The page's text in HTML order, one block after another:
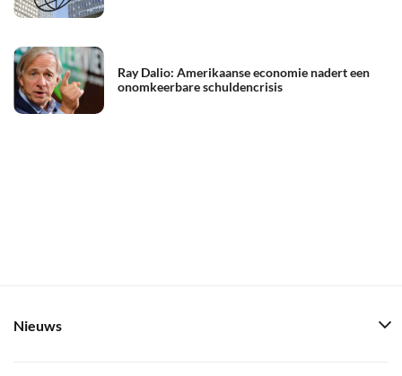
Ray Dalio: Amerikaanse economie nadert een
onomkeerbare schuldencrisis
Nieuws